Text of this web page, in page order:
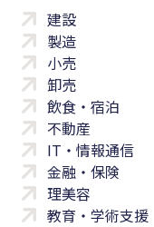
建設
製造
小売
卸売
飲食・宿泊
不動産
IT・情報通信
金融・保険
理美容
教育・学術支援